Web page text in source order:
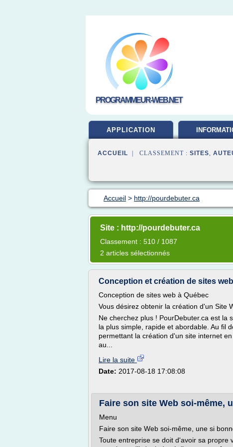
PROGRAMMEUR-WEB.NET
APPLICATION
ACCUEIL | CLASSEMENT : SITES,
Accueil > http://pourdebuter.ca
Site : http://pourdebuter.ca
Classement : 510 / 1087
2 articles sélectionnés
Conception et création de sites
Conception de sites web à Québec
Vous désirez obtenir la création d'un Site
Ne cherchez plus ! PourDebuter.ca est la
la plus simple, rapide et abordable. Au fil
permettant la création d'un site internet
au...
Lire la suite
Date: 2017-08-18 17:08:08
Faire son site Web soi-même,
Menu
Faire son site Web soi-même, une si
Toute entreprise se doit d'avoir sa propre